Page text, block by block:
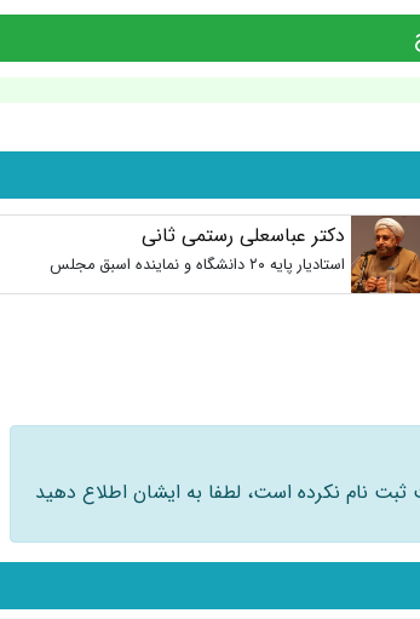
دکتر عباسعلی رستمی ثانی
استادیار پایه ۲۰ دانشگاه و نماینده اسبق مجلس
ثبت نام نکرده است، لطفا به ایشان اطلاع دهید